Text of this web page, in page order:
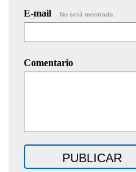
E-mail No será mostrado.
Comentario